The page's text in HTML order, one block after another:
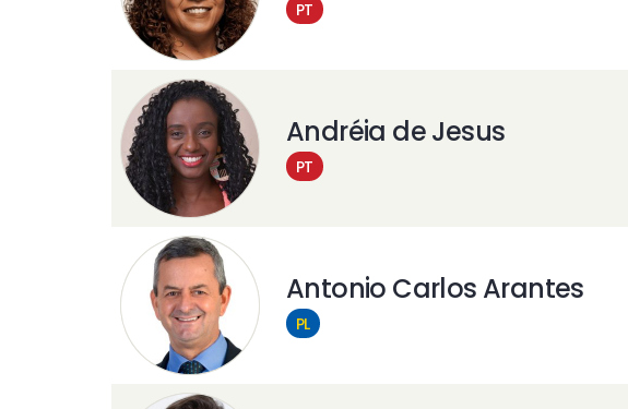
PT
Andréia de Jesus
PT
Antonio Carlos Arantes
PL